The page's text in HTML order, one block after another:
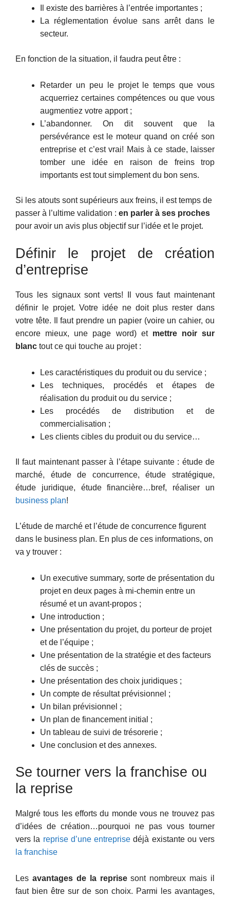
Il existe des barrières à l’entrée importantes ;
La réglementation évolue sans arrêt dans le
secteur.
En fonction de la situation, il faudra peut être :
Retarder un peu le projet le temps que vous
acquerriez certaines compétences ou que vous
augmentiez votre apport ;
L’abandonner. On dit souvent que la
persévérance est le moteur quand on créé son
entreprise et c’est vrai! Mais à ce stade, laisser
tomber une idée en raison de freins trop
importants est tout simplement du bon sens.
Si les atouts sont supérieurs aux freins, il est temps de
passer à l’ultime validation : en parler à ses proches
pour avoir un avis plus objectif sur l’idée et le projet.
Définir le projet de création
d’entreprise
Tous les signaux sont verts! Il vous faut maintenant
définir le projet. Votre idée ne doit plus rester dans
votre tête. Il faut prendre un papier (voire un cahier, ou
encore mieux, une page word) et mettre noir sur
blanc tout ce qui touche au projet :
Les caractéristiques du produit ou du service ;
Les techniques, procédés et étapes de
réalisation du produit ou du service ;
Les procédés de distribution et de
commercialisation ;
Les clients cibles du produit ou du service…
Il faut maintenant passer à l’étape suivante : étude de
marché, étude de concurrence, étude stratégique,
étude juridique, étude financière…bref, réaliser un
business plan!
L’étude de marché et l’étude de concurrence figurent
dans le business plan. En plus de ces informations, on
va y trouver :
Un executive summary, sorte de présentation du
projet en deux pages à mi-chemin entre un
résumé et un avant-propos ;
Une introduction ;
Une présentation du projet, du porteur de projet
et de l’équipe ;
Une présentation de la stratégie et des facteurs
clés de succès ;
Une présentation des choix juridiques ;
Un compte de résultat prévisionnel ;
Un bilan prévisionnel ;
Un plan de financement initial ;
Un tableau de suivi de trésorerie ;
Une conclusion et des annexes.
Se tourner vers la franchise ou
la reprise
Malgré tous les efforts du monde vous ne trouvez pas
d’idées de création…pourquoi ne pas vous tourner
vers la reprise d’une entreprise déjà existante ou vers
la franchise
Les avantages de la reprisesont nombreux mais il
faut bien être sur de son choix. Parmi les avantages,